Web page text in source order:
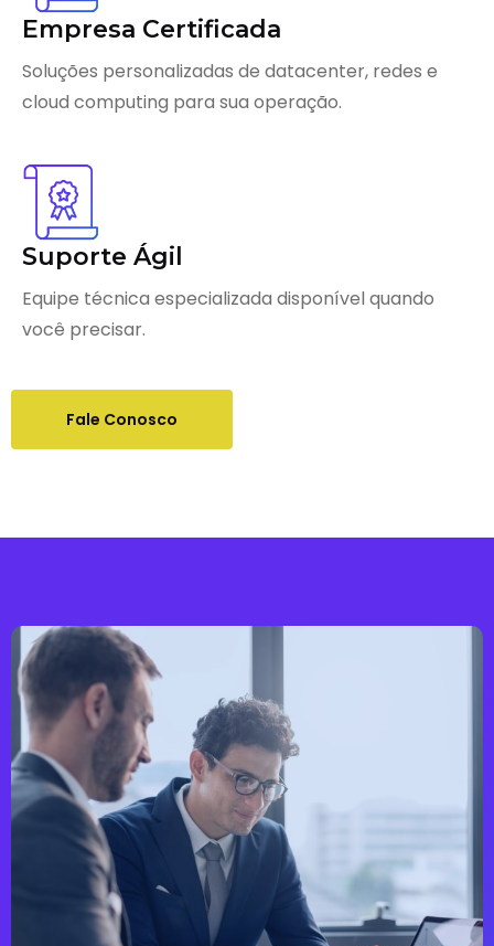
Empresa Certificada
Soluções personalizadas de datacenter, redes e
cloud computing para sua operação.
Suporte Ágil
Equipe técnica especializada disponível quando
você precisar.
Fale Conosco